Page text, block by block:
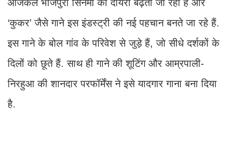
आजकल भोजपुरी सिनेमा का दायरा बढ़ता जा रहा है और
‘कुकर’ जैसे गाने इस इंडस्ट्री की नई पहचान बनते जा रहे हैं.
इस गाने के बोल गांव के परिवेश से जुड़े हैं, जो सीधे दर्शकों के
दिलों को छूते हैं. साथ ही गाने की शूटिंग और आम्रपाली-
निरहुआ की शानदार परफॉर्मेंस ने इसे यादगार गाना बना दिया
है.